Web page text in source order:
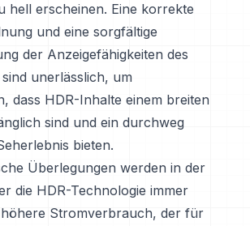
hell erscheinen. Eine korrekte
und eine sorgfältige
der Anzeigefähigkeiten des
unerlässlich, um
dass HDR-Inhalte einem breiten
sind und ein durchweg
bieten.
Überlegungen werden in der
die HDR-Technologie immer
Stromverbrauch, der für